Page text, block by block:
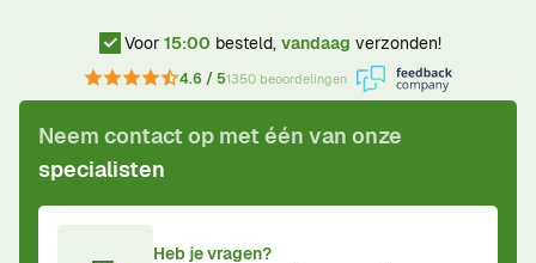
Voor 15:00 besteld, vandaag verzonden!
4.6 / 51350 beoordelingen
Neem contact op met één van onze
specialisten
Heb je vragen?